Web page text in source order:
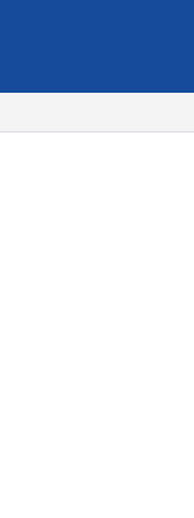
旁驚現炸彈無人機 德